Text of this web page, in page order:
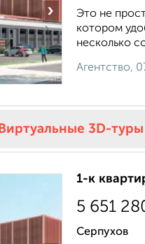
›
Это не
котором
несколько
Агентство,
Виртуальные 3D-
1-к
5 651
Серпухов